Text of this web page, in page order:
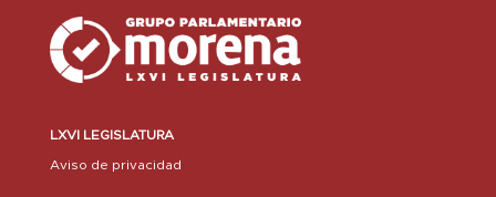
LXVI LEGISLATURA
Aviso de privacidad